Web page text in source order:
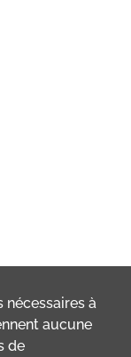
nécessaires à
aucune
de